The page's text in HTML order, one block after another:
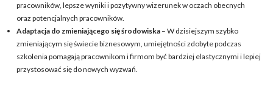
pracowników, lepsze wyniki i pozytywny wizerunek w oczach obecnych
oraz potencjalnych pracowników.
Adaptacja do zmieniającego się środowiska – W dzisiejszym szybko
zmieniającym się świecie biznesowym, umiejętności zdobyte podczas
szkolenia pomagają pracownikom i firmom być bardziej elastycznymi i lepiej
przystosować się do nowych wyzwań.